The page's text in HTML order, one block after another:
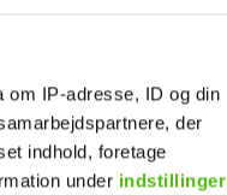
om IP-adresse, ID og din
der
indhold, foretage
under indstillinger
og
skovl,
fra